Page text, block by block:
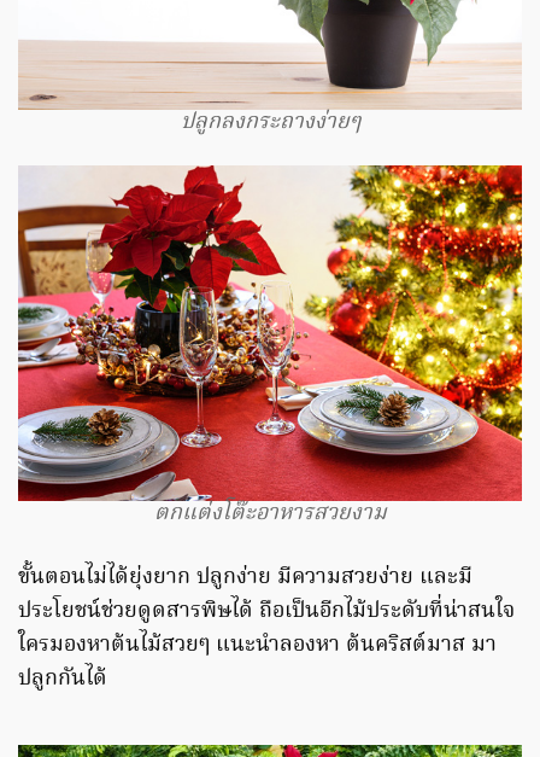
ปลูกลงกระถางง่ายๆ
ตกแต่งโต๊ะอาหารสวยงาม
ขั้นตอนไม่ได้ยุ่งยาก ปลูกง่าย มีความสวยง่าย และมี
ประโยชน์ช่วยดูดสารพิษได้ ถือเป็นอีกไม้ประดับที่น่าสนใจ
ใครมองหาต้นไม้สวยๆ แนะนำลองหา ต้นคริสต์มาส มา
ปลูกกันได้